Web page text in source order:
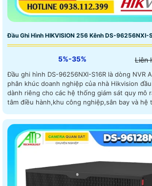
Đầu Ghi Hình HIKVISION 256 Kênh DS-96256NXI-
5%-35% Liên
Đầu ghi hình DS-96256NXI-S16R là dòng NVR
phân khúc doanh nghiệp của nhà Hikvision
dành riêng cho các hệ thống giám sát quy mô
tâm điều hành,khu công nghiệp,sân bay và hệ